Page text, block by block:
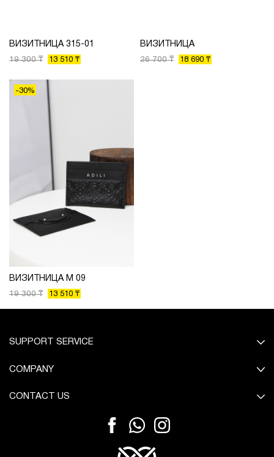
ВИЗИТНИЦА 315-01
19 300 ₸
13 510 ₸
ВИЗИТНИЦА
26 700 ₸
18 690 ₸
-30%
ВИЗИТНИЦА М 09
19 300 ₸
13 510 ₸
SUPPORT SERVICE
COMPANY
CONTACT US